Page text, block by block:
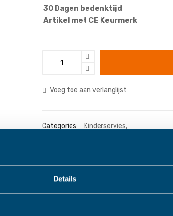
Details
30 Dagen bedenktijd
Artikel met CE Keurmerk
Voeg toe aan verlanglijst
Categories: Kinderservies,